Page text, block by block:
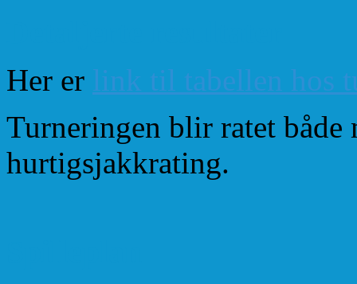
Her er link til tabellen hos
Turneringen blir ratet
hurtigsjakkrating.